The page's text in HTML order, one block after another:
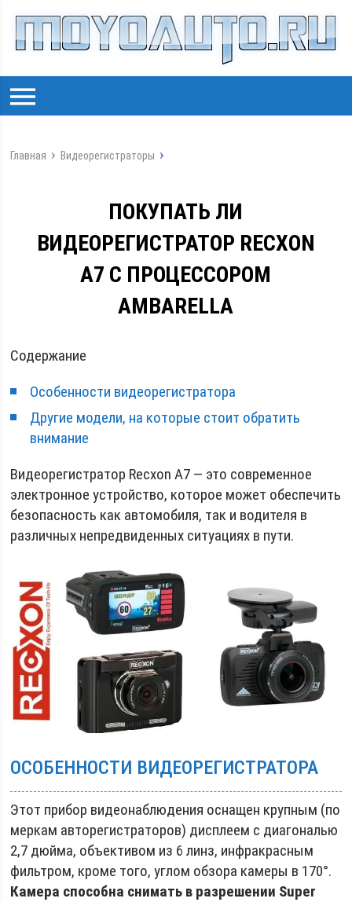
Главная Видеорегистраторы
ПОКУПАТЬ ЛИ
ВИДЕОРЕГИСТРАТОР RECXON
A7 С ПРОЦЕССОРОМ
AMBARELLA
Содержание
Особенности видеорегистратора
Другие модели, на которые стоит обратить
внимание
Видеорегистратор Recxon A7 — это современное
электронное устройство, которое может обеспечить
безопасность как автомобиля, так и водителя в
различных непредвиденных ситуациях в пути.
ОСОБЕННОСТИ ВИДЕОРЕГИСТРАТОРА
Этот прибор видеонаблюдения оснащен крупным (по
меркам авторегистраторов) дисплеем с диагональю
2,7 дюйма, объективом из 6 линз, инфракрасным
фильтром, кроме того, углом обзора камеры в 170°.
Камера способна снимать в разрешении Super